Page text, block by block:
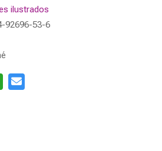
ilustrados
92696-53-6